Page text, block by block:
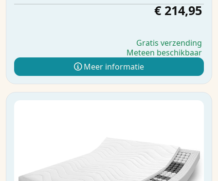
€ 214,95
Gratis verzending
Meteen beschikbaar
Meer informatie